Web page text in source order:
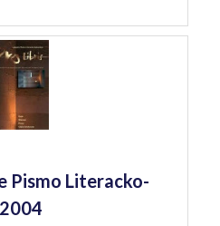
Pismo Literacko-